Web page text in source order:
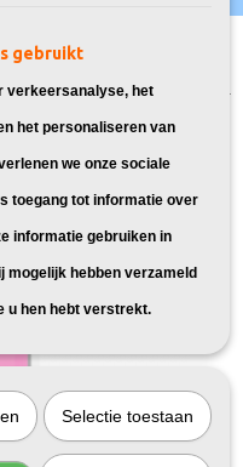
>Huismerk Epson 27
gebruikt
verkeersanalyse, het
het personaliseren van
we onze sociale
toegang tot informatie over
informatie gebruiken in
mogelijk hebben verzameld
u hen hebt verstrekt.
Selectie toestaan